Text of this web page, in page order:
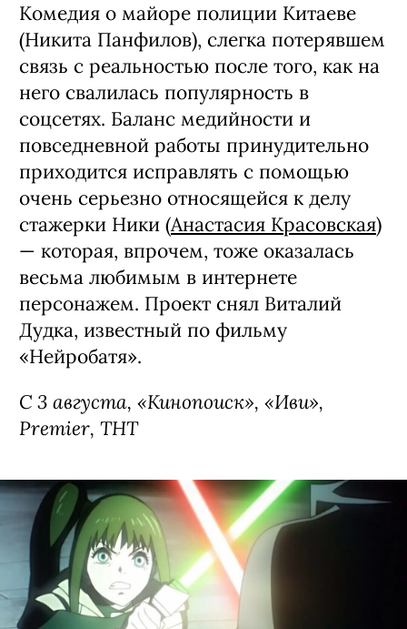
Комедия о майоре полиции Китаеве
(Никита Панфилов), слегка потерявшем
связь с реальностью после того, как на
него свалилась популярность в
соцсетях. Баланс медийности и
повседневной работы принудительно
приходится исправлять с помощью
очень серьезно относящейся к делу
стажерки Ники (Анастасия Красовская)
— которая, впрочем, тоже оказалась
весьма любимым в интернете
персонажем. Проект снял Виталий
Дудка, известный по фильму
«Нейробатя».
С 3 августа, «Кинопоиск», «Иви»,
Premier, ТНТ